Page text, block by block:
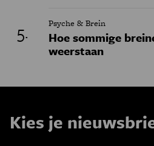
Psyche & Brein
Hoe sommige
weerstaan
Kies je